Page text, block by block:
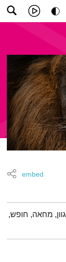
embed
מחאה, חופש,